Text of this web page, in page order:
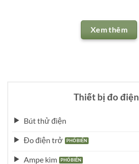
Xem thêm
Thiết bị đo điện
Bút thử điện
Đo điện trở
Ampe kìm